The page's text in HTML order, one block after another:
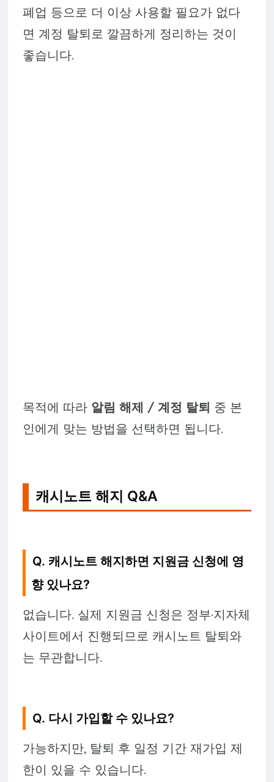
폐업 등으로 더 이상 사용할 필요가 없다
면 계정 탈퇴로 깔끔하게 정리하는 것이
좋습니다.
목적에 따라 알림 해제 / 계정 탈퇴 중 본
인에게 맞는 방법을 선택하면 됩니다.
캐시노트 해지 Q&A
Q. 캐시노트 해지하면 지원금 신청에 영
향 있나요?
없습니다. 실제 지원금 신청은 정부·지자체
사이트에서 진행되므로 캐시노트 탈퇴와
는 무관합니다.
Q. 다시 가입할 수 있나요?
가능하지만, 탈퇴 후 일정 기간 재가입 제
한이 있을 수 있습니다.